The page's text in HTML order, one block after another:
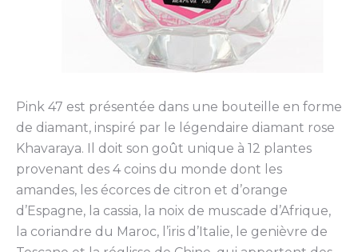
Pink 47 est présentée dans une bouteille en forme
de diamant, inspiré par le légendaire diamant rose
Khavaraya. Il doit son goût unique à 12 plantes
provenant des 4 coins du monde dont les
amandes, les écorces de citron et d’orange
d’Espagne, la cassia, la noix de muscade d’Afrique,
la coriandre du Maroc, l’iris d’Italie, le genièvre de